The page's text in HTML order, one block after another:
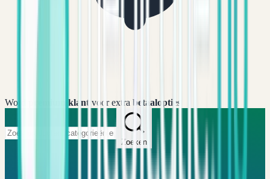
Word premium klant voor extra betaalopties
Zoeken